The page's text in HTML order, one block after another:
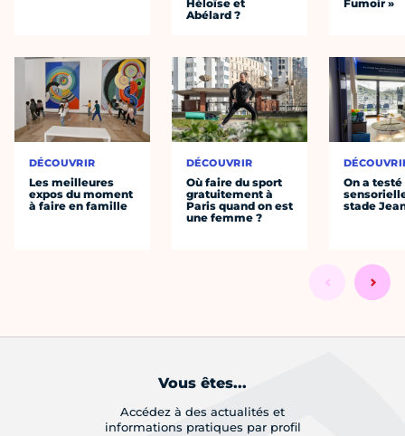
DÉCOUVRIR
Les meilleures
expos du moment
à faire en famille
Héloïse et
Abélard ?
DÉCOUVRIR
Où faire du sport
gratuitement à
Paris quand on est
une femme ?
Fumoir »
On a
stade
Vous êtes...
Accédez à des actualités et
informations pratiques par profil